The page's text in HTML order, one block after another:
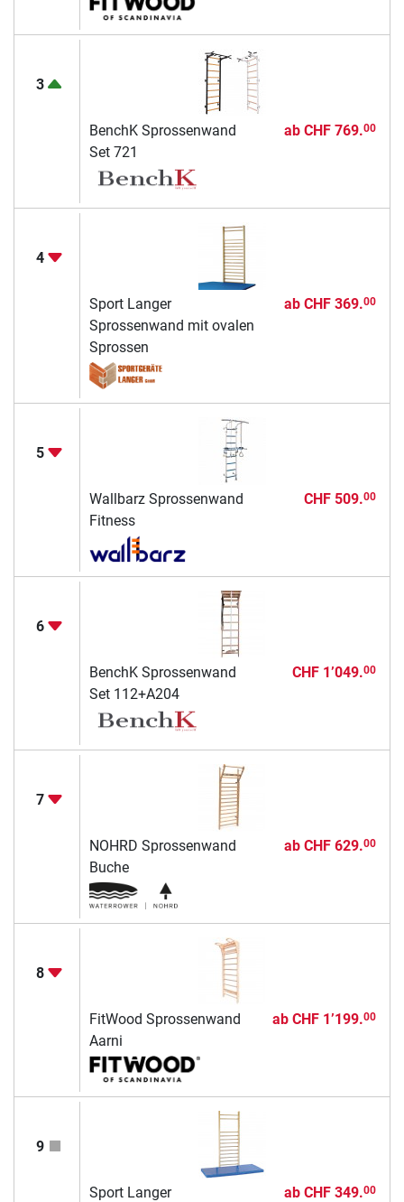
3
BenchK Sprossenwand
Set 721
ab CHF 769.00
4
Sport Langer
Sprossenwand mit ovalen
Sprossen
ab CHF 369.00
5
Wallbarz Sprossenwand
Fitness
CHF 509.00
6
BenchK Sprossenwand
Set 112+A204
CHF 1’049.00
7
NOHRD Sprossenwand
Buche
ab CHF 629.00
8
FitWood Sprossenwand
Aarni
ab CHF 1’199.00
9
Sport Langer
ab CHF 349.00